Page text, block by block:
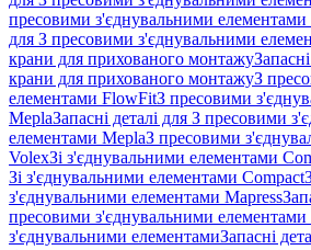
пресовими з'єднувальними елементами
для З пресовими з'єднувальними
крани для прихованого монтажу
крани для прихованого монтажуЗ
елементами FlowFitЗ пресовими
MeplaЗапасні деталі для З пресовими
елементами MeplaЗ пресовими
VolexЗі з'єднувальними елементами
Зі з'єднувальними елементами Compact
з'єднувальними елементами Mapress
пресовими з'єднувальними елементами
з'єднувальними елементамиЗапасні